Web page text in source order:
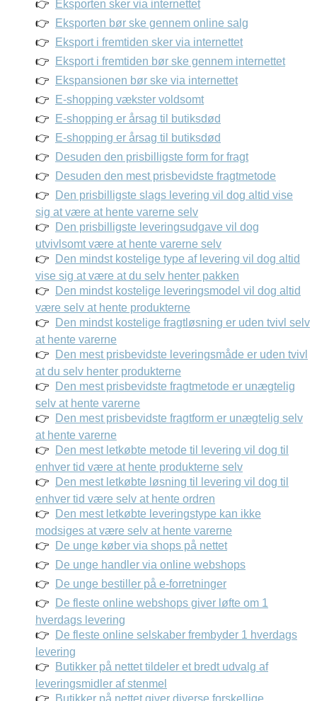
Eksporten sker via internettet
Eksporten bør ske gennem online salg
Eksport i fremtiden sker via internettet
Eksport i fremtiden bør ske gennem internettet
Ekspansionen bør ske via internettet
E-shopping vækster voldsomt
E-shopping er årsag til butiksdød
E-shopping er årsag til butiksdød
Desuden den prisbilligste form for fragt
Desuden den mest prisbevidste fragtmetode
Den prisbilligste slags levering vil dog altid vise
sig at være at hente varerne selv
Den prisbilligste leveringsudgave vil dog
utvivlsomt være at hente varerne selv
Den mindst kostelige type af levering vil dog altid
vise sig at være at du selv henter pakken
Den mindst kostelige leveringsmodel vil dog altid
være selv at hente produkterne
Den mindst kostelige fragtløsning er uden tvivl selv
at hente varerne
Den mest prisbevidste leveringsmåde er uden tvivl
at du selv henter produkterne
Den mest prisbevidste fragtmetode er unægtelig
selv at hente varerne
Den mest prisbevidste fragtform er unægtelig selv
at hente varerne
Den mest letkøbte metode til levering vil dog til
enhver tid være at hente produkterne selv
Den mest letkøbte løsning til levering vil dog til
enhver tid være selv at hente ordren
Den mest letkøbte leveringstype kan ikke
modsiges at være selv at hente varerne
De unge køber via shops på nettet
De unge handler via online webshops
De unge bestiller på e-forretninger
De fleste online webshops giver løfte om 1
hverdags levering
De fleste online selskaber frembyder 1 hverdags
levering
Butikker på nettet tildeler et bredt udvalg af
leveringsmidler af stenmel
Butikker på nettet giver diverse forskellige